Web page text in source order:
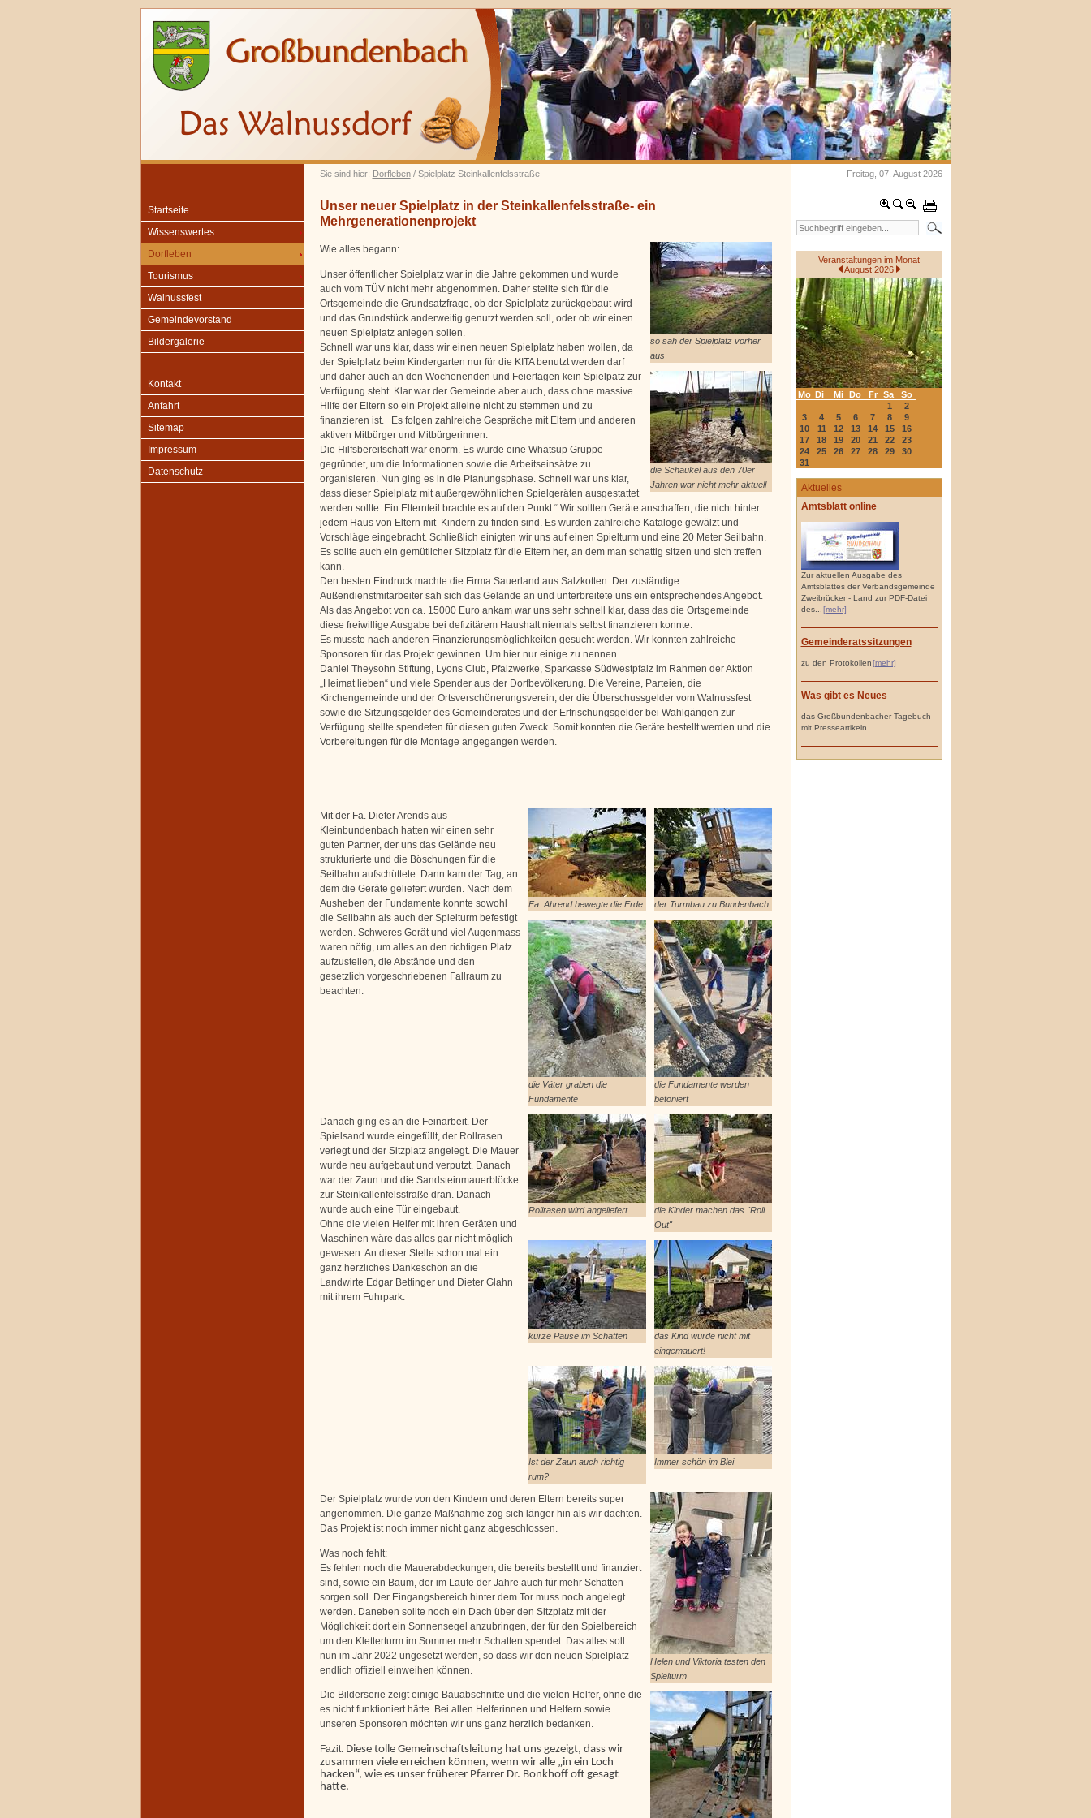
Sie sind hier: Dorfleben/ Spielplatz Steinkallenfelsstraße Freitag, 07. August 2026
Startseite
Wissenswertes
Dorfleben
Tourismus
Walnussfest
Gemeindevorstand
Bildergalerie
Kontakt
Anfahrt
Sitemap
Impressum
Datenschutz
Veranstaltungen im Monat
August 2026
Mo Di Mi Do Fr Sa
So
1
2
3
4 5 6 7 8
9
10
11 12 13 14 15
16
17
18 19 20 21 22
23
24
25 26 27 28 29
30
31
Aktuelles
Amtsblatt online
Zur aktuellen Ausgabe des
Amtsblattes der Verbandsgemeinde
Zweibrücken- Land zur PDF-Datei
des...
[mehr]
Gemeinderatssitzungen
zu den Protokollen[mehr]
Was gibt es Neues
das Großbundenbacher Tagebuch
mit Presseartikeln
Unser neuer Spielplatz in der Steinkallenfelsstraße- ein
Mehrgenerationenprojekt
so sah der Spielplatz vorher
aus
die Schaukel aus den 70er
Jahren war nicht mehr aktuell
Wie alles begann:
Unser öffentlicher Spielplatz war in die Jahre gekommen und wurde
auch vom TÜV nicht mehr abgenommen. Daher stellte sich für die
Ortsgemeinde die Grundsatzfrage, ob der Spielplatz zurückgebaut wird
und das Grundstück anderweitig genutzt werden soll, oder ob wir einen
neuen Spielplatz anlegen sollen.
Schnell war uns klar, dass wir einen neuen Spielplatz haben wollen, da
der Spielplatz beim Kindergarten nur für die KITA benutzt werden darf
und daher auch an den Wochenenden und Feiertagen kein Spielpatz zur
Verfügung steht. Klar war der Gemeinde aber auch, dass ohne massive
Hilfe der Eltern so ein Projekt alleine nicht zu stemmen und zu
finanzieren ist. Es folgen zahlreiche Gespräche mit Eltern und anderen
aktiven Mitbürger und Mitbürgerinnen.
Die Hilfsbereitschaft war enorm. Es wurde eine Whatsup Gruppe
gegründet, um die Informationen sowie die Arbeitseinsätze zu
organisieren. Nun ging es in die Planungsphase. Schnell war uns klar,
dass dieser Spielplatz mit außergewöhnlichen Spielgeräten ausgestattet
werden sollte. Ein Elternteil brachte es auf den Punkt:“ Wir sollten Geräte anschaffen, die nicht hinter
jedem Haus von Eltern mit Kindern zu finden sind. Es wurden zahlreiche Kataloge gewälzt und
Vorschläge eingebracht. Schließlich einigten wir uns auf einen Spielturm und eine 20 Meter Seilbahn.
Es sollte auch ein gemütlicher Sitzplatz für die Eltern her, an dem man schattig sitzen und sich treffen
kann.
Den besten Eindruck machte die Firma Sauerland aus Salzkotten. Der zuständige
Außendienstmitarbeiter sah sich das Gelände an und unterbreitete uns ein entsprechendes Angebot.
Als das Angebot von ca. 15000 Euro ankam war uns sehr schnell klar, dass das die Ortsgemeinde
diese freiwillige Ausgabe bei defizitärem Haushalt niemals selbst finanzieren konnte.
Es musste nach anderen Finanzierungsmöglichkeiten gesucht werden. Wir konnten zahlreiche
Sponsoren für das Projekt gewinnen. Um hier nur einige zu nennen.
Daniel Theysohn Stiftung, Lyons Club, Pfalzwerke, Sparkasse Südwestpfalz im Rahmen der Aktion
„Heimat lieben“ und viele Spender aus der Dorfbevölkerung. Die Vereine, Parteien, die
Kirchengemeinde und der Ortsverschönerungsverein, der die Überschussgelder vom Walnussfest
sowie die Sitzungsgelder des Gemeinderates und der Erfrischungsgelder bei Wahlgängen zur
Verfügung stellte spendeten für diesen guten Zweck. Somit konnten die Geräte bestellt werden und die
Vorbereitungen für die Montage angegangen werden.
Fa. Ahrend bewegte die Erde der Turmbau zu Bundenbach
die Väter graben die
Fundamente
die Fundamente werden
betoniert
Mit der Fa. Dieter Arends aus
Kleinbundenbach hatten wir einen sehr
guten Partner, der uns das Gelände neu
strukturierte und die Böschungen für die
Seilbahn aufschüttete. Dann kam der Tag, an
dem die Geräte geliefert wurden. Nach dem
Ausheben der Fundamente konnte sowohl
die Seilbahn als auch der Spielturm befestigt
werden. Schweres Gerät und viel Augenmass
waren nötig, um alles an den richtigen Platz
aufzustellen, die Abstände und den
gesetzlich vorgeschriebenen Fallraum zu
beachten.
Rollrasen wird angeliefert
die Kinder machen das "Roll
Out"
kurze Pause im Schatten
das Kind wurde nicht mit
eingemauert!
Ist der Zaun auch richtig
rum?
Immer schön im Blei
Danach ging es an die Feinarbeit. Der
Spielsand wurde eingefüllt, der Rollrasen
verlegt und der Sitzplatz angelegt. Die Mauer
wurde neu aufgebaut und verputzt. Danach
war der Zaun und die Sandsteinmauerblöcke
zur Steinkallenfelsstraße dran. Danach
wurde auch eine Tür eingebaut.
Ohne die vielen Helfer mit ihren Geräten und
Maschinen wäre das alles gar nicht möglich
gewesen. An dieser Stelle schon mal ein
ganz herzliches Dankeschön an die
Landwirte Edgar Bettinger und Dieter Glahn
mit ihrem Fuhrpark.
Helen und Viktoria testen den
Spielturm
Der Spielplatz wurde von den Kindern und deren Eltern bereits super
angenommen. Die ganze Maßnahme zog sich länger hin als wir dachten.
Das Projekt ist noch immer nicht ganz abgeschlossen.
Was noch fehlt:
Es fehlen noch die Mauerabdeckungen, die bereits bestellt und finanziert
sind, sowie ein Baum, der im Laufe der Jahre auch für mehr Schatten
sorgen soll. Der Eingangsbereich hinter dem Tor muss noch angelegt
werden. Daneben sollte noch ein Dach über den Sitzplatz mit der
Möglichkeit dort ein Sonnensegel anzubringen, der für den Spielbereich
um den Kletterturm im Sommer mehr Schatten spendet. Das alles soll
nun im Jahr 2022 ungesetzt werden, so dass wir den neuen Spielplatz
endlich offiziell einweihen können.
Die Bilderserie zeigt einige Bauabschnitte und die vielen Helfer, ohne die
es nicht funktioniert hätte. Bei allen Helferinnen und Helfern sowie
unseren Sponsoren möchten wir uns ganz herzlich bedanken.
Fazit: Diese tolle Gemeinschaftsleitung hat uns gezeigt, dass wir
zusammen viele erreichen können, wenn wir alle „in ein Loch
hacken“, wie es unser früherer Pfarrer Dr. Bonkhoff oft gesagt
hatte.